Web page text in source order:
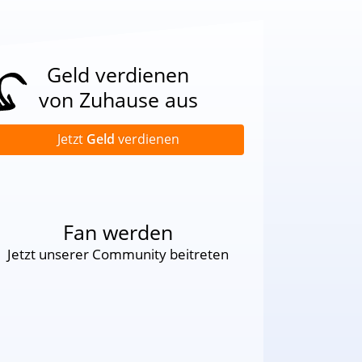
Geld verdienen
von Zuhause aus
Jetzt Geld verdienen
Fan werden
Jetzt unserer Community beitreten